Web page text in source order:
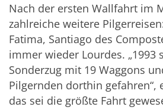
Nach der ersten Wallfahrt im
zahlreiche weitere
Fatima, Santiago des
immer wieder Lourdes.
Sonderzug mit 19 Waggons
Pilgernden dorthin gefahren“,
das sei die größte Fahrt